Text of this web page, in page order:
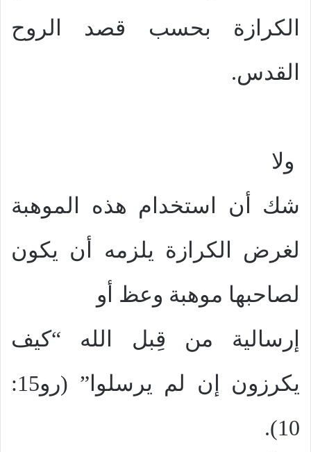
الكرازة بحسب قصد الروح
القدس.
ولا
شك أن استخدام هذه الموهبة
لغرض الكرازة يلزمه أن يكون
لصاحبها موهبة وعظ أو
إرسالية من قِبل الله “كيف
يكرزون إن لم يرسلوا” (رو15:
10).